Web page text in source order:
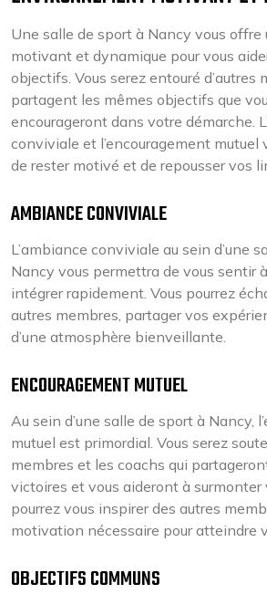
Une salle de sport à Nancy vous
motivant et dynamique pour vous
objectifs. Vous serez entouré d’autres
partagent les mêmes objectifs que
encourageront dans votre démarche.
conviviale et l’encouragement
de rester motivé et de repousser vos
AMBIANCE CONVIVIALE
L’ambiance conviviale au sein d’une
Nancy vous permettra de vous sentir
intégrer rapidement. Vous pourrez
autres membres, partager vos
d’une atmosphère bienveillante.
ENCOURAGEMENT MUTUEL
Au sein d’une salle de sport à Nancy,
mutuel est primordial. Vous serez
membres et les coachs qui
victoires et vous aideront à surmonter
pourrez vous inspirer des autres
motivation nécessaire pour atteindre
OBJECTIFS COMMUNS